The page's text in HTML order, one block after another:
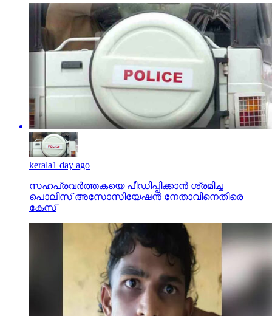
kerala1 day ago
സഹപ്രവര്‍ത്തകയെ പീഡിപ്പിക്കാന്‍ ശ്രമിച്ച
പൊലീസ് അസോസിയേഷന്‍ നേതാവിനെതിരെ
കേസ്